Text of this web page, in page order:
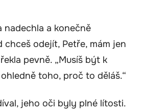
nadechla a konečně
chceš odejít, Petře, mám jen
pevně. „Musíš být k
toho, proč to děláš.“
jeho oči byly plné lítosti.